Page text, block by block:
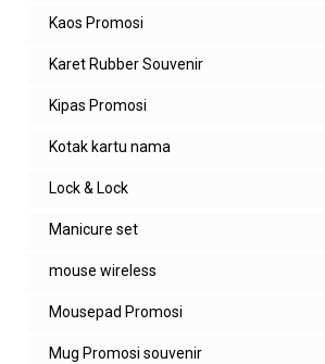
Kaos Promosi
Karet Rubber Souvenir
Kipas Promosi
Kotak kartu nama
Lock & Lock
Manicure set
mouse wireless
Mousepad Promosi
Mug Promosi souvenir